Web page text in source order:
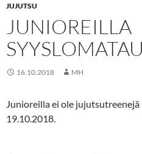
JUJUTSU
JUNIOREILLA
16.10.2018 MH
Junioreilla ei ole
19.10.2018.